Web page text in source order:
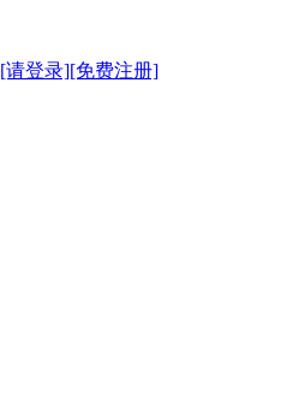
[请登录][免费注册]